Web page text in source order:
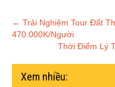
Post
navigation
← Trải Nghiệm Tour Đất
470.000K/Người
Thời Điểm Lý
Xem nhiều: